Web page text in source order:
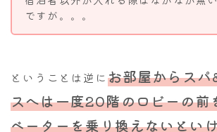
ですが。。。
ということは逆にお部屋からス
スへは一度20階のロビーの前
ベーターを乗り換えないとい